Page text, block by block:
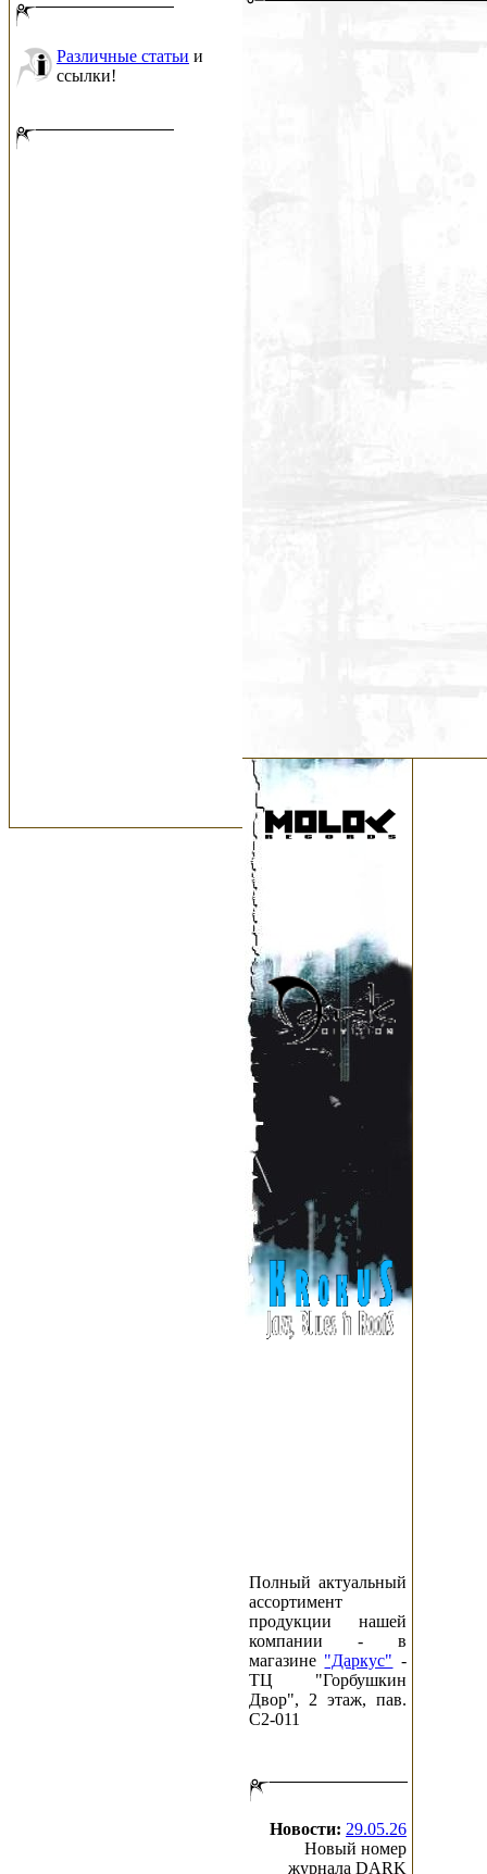
Различные статьи и
ссылки!
Полный актуальный
ассортимент
продукции нашей
компании - в
магазине "Даркус" -
ТЦ "Горбушкин
Двор", 2 этаж, пав.
C2-011
Новости: 29.05.26
Новый номер
журнала DARK